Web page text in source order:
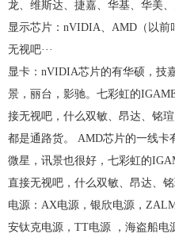
龙、维斯达、捷嘉、华基、华美、
显示芯片：nVIDIA、AMD（以前
无视吧···
显卡：nVIDIA芯片的有华硕，技
景，丽台，影驰。七彩虹的
接无视吧，什么双敏、昂达、铭瑄
都是通路货。 AMD芯片的一线卡
微星，讯景也很好，七彩虹的
直接无视吧，什么双敏、昂达、铭
电源：AX电源，银欣电源，
安钛克电源，TT电源 ，海盗船电